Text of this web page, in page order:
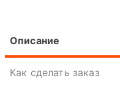
Описание
Как сделать заказ